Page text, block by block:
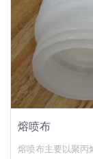
熔喷布
熔喷布主要以聚丙